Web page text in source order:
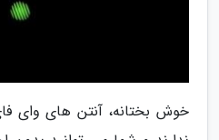
خوش بختانه، آنتن های وای